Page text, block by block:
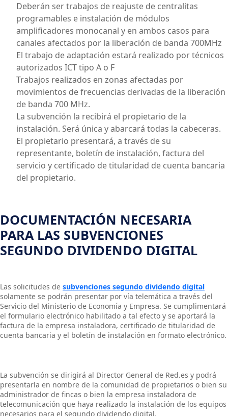
Deberán ser trabajos de reajuste de centralitas
programables e instalación de módulos
amplificadores monocanal y en ambos casos para
canales afectados por la liberación de banda 700MHz
El trabajo de adaptación estará realizado por técnicos
autorizados ICT tipo A o F
Trabajos realizados en zonas afectadas por
movimientos de frecuencias derivadas de la liberación
de banda 700 MHz.
La subvención la recibirá el propietario de la
instalación. Será única y abarcará todas la cabeceras.
El propietario presentará, a través de su
representante, boletín de instalación, factura del
servicio y certificado de titularidad de cuenta bancaria
del propietario.
DOCUMENTACIÓN NECESARIA
PARA LAS SUBVENCIONES
SEGUNDO DIVIDENDO DIGITAL
Las solicitudes de subvenciones segundo dividendo digital
solamente se podrán presentar por vía telemática a través del
Servicio del Ministerio de Economía y Empresa. Se cumplimentará
el formulario electrónico habilitado a tal efecto y se aportará la
factura de la empresa instaladora, certificado de titularidad de
cuenta bancaria y el boletín de instalación en formato electrónico.
La subvención se dirigirá al Director General de Red.es y podrá
presentarla en nombre de la comunidad de propietarios o bien su
administrador de fincas o bien la empresa instaladora de
telecomunicación que haya realizado la instalación de los equipos
necesarios para el segundo dividendo digital.